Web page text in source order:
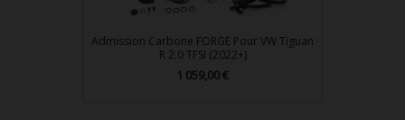
Admission Carbone FORGE Pour VW Tiguan
R 2.0 TFSI (2022+)
Prix
1 059,00 €